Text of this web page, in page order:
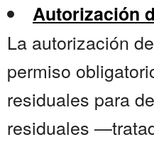
Autorización
La autorización
permiso
residuales para
residuales